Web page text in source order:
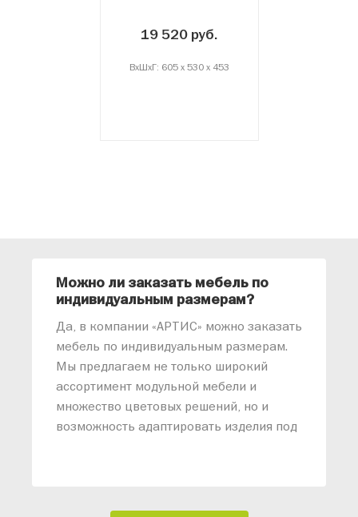
19 520 руб.
ВxШxГ: 605 x 530 x 453
Можно ли заказать мебель по
индивидуальным размерам?
Да, в компании «АРТИС» можно заказать
мебель по индивидуальным размерам.
Мы предлагаем не только широкий
ассортимент модульной мебели и
множество цветовых решений, но и
возможность адаптировать изделия под